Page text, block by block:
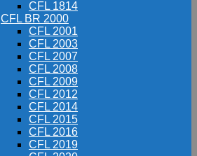
CFL 1814
CFL BR 2000
CFL 2001
CFL 2003
CFL 2007
CFL 2008
CFL 2009
CFL 2012
CFL 2014
CFL 2015
CFL 2016
CFL 2019